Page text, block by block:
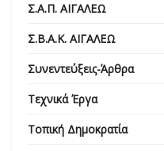
Σ.Α.Π. ΑΙΓΑΛΕΩ
Σ.Β.Α.Κ. ΑΙΓΑΛΕΩ
Συνεντεύξεις-Άρθρα
Τεχνικά Έργα
Τοπική Δημοκρατία